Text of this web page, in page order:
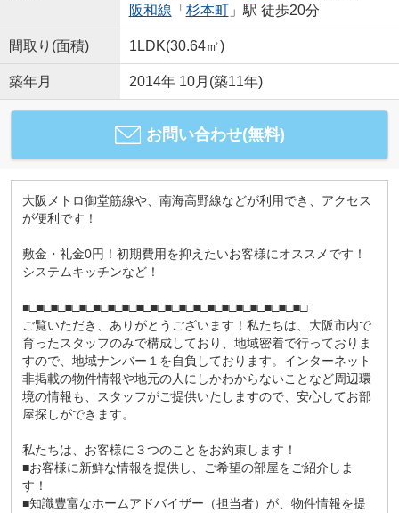
阪和線 「 杉本町」駅 徒歩20分
間取り(面積) 1LDK(30.64㎡)
築年月 2014年 10月(築11年)
お問い合わせ(無料)
大阪メトロ御堂筋線や、南海高野線などが利用でき、アクセス
が便利です！
敷金・礼金0円！初期費用を抑えたいお客様にオススメです！
システムキッチンなど！
■□■□■□■□■□■□■□■□■□■□■□■□■□■□■□■□■□■□■□■□
ご覧いただき、ありがとうございます！私たちは、大阪市内で
育ったスタッフのみで構成しており、地域密着で行っておりま
すので、地域ナンバー１を自負しております。インターネット
非掲載の物件情報や地元の人にしかわからないことなど周辺環
境の情報も、スタッフがご提供いたしますので、安心してお部
屋探しができます。
私たちは、お客様に３つのことをお約束します！
■お客様に新鮮な情報を提供し、ご希望の部屋をご紹介しま
す！
■知識豊富なホームアドバイザー（担当者）が、物件情報を提